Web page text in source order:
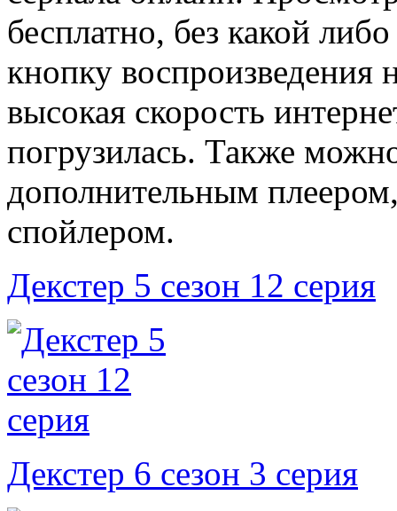
бесплатно, без какой
кнопку воспроизведения
высокая скорость
погрузилась. Также
дополнительным
спойлером.
Декстер 5 сезон 12 серия
Декстер 6 сезон 3 серия